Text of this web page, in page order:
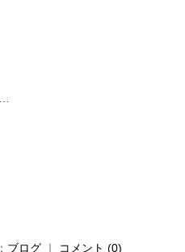
ブログ ｜ コメント (0)